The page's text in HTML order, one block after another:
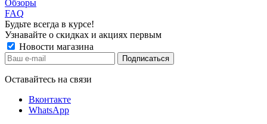
Обзоры
FAQ
Будьте всегда в курсе!
Узнавайте о скидках и акциях первым
Новости магазина
Оставайтесь на связи
Вконтакте
WhatsApp